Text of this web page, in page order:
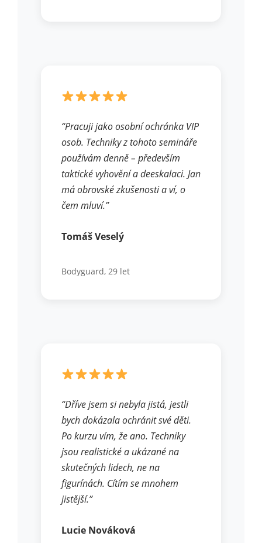
“Pracuji jako osobní ochránka VIP
osob. Techniky z tohoto semináře
používám denně – především
taktické vyhovění a deeskalaci. Jan
má obrovské zkušenosti a ví, o
čem mluví.”
Tomáš Veselý
Bodyguard, 29 let
“Dříve jsem si nebyla jistá, jestli
bych dokázala ochránit své děti.
Po kurzu vím, že ano. Techniky
jsou realistické a ukázané na
skutečných lidech, ne na
figurínách. Cítím se mnohem
jistější.”
Lucie Nováková